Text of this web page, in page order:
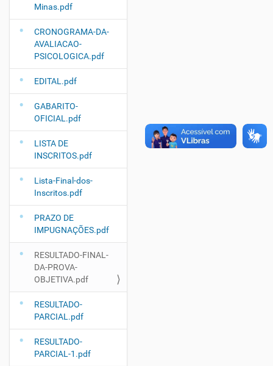
Minas.pdf
CRONOGRAMA-DA-
AVALIACAO-
PSICOLOGICA.pdf
EDITAL.pdf
GABARITO-
OFICIAL.pdf
LISTA DE
INSCRITOS.pdf
Lista-Final-dos-
Inscritos.pdf
PRAZO DE
IMPUGNAÇÕES.pdf
RESULTADO-FINAL-
DA-PROVA-
OBJETIVA.pdf
RESULTADO-
PARCIAL.pdf
RESULTADO-
PARCIAL-1.pdf